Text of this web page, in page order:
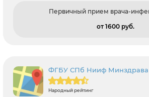
Первичный прием врача-
от 1600 pуб.
ФГБУ СПб Нииф Минздрава
Народный рейтинг